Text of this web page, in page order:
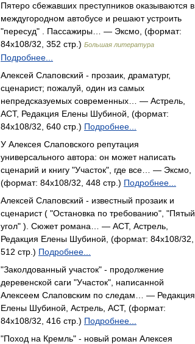
Пятеро сбежавших преступников оказываются в
междугородном автобусе и решают устроить
"пересуд" . Пассажиры… — Эксмо, (формат:
84x108/32, 352 стр.) Большая литература
Подробнее...
Алексей Слаповский - прозаик, драматург,
сценарист; пожалуй, один из самых
непредсказуемых современных… — Астрель,
АСТ, Редакция Елены Шубиной, (формат:
84x108/32, 640 стр.) Подробнее...
У Алексея Слаповского репутация
универсального автора: он может написать
сценарий и книгу "Участок", где все… — Эксмо,
(формат: 84x108/32, 448 стр.) Подробнее...
Алексей Слаповский - известный прозаик и
сценарист ( "Остановка по требованию", "Пятый
угол" ). Сюжет романа… — АСТ, Астрель,
Редакция Елены Шубиной, (формат: 84x108/32,
512 стр.) Подробнее...
"Заколдованный участок" - продолжение
деревенской саги "Участок", написанной
Алексеем Слаповским по следам… — Редакция
Елены Шубиной, Астрель, АСТ, (формат:
84x108/32, 416 стр.) Подробнее...
"Поход на Кремль" - новый роман Алексея